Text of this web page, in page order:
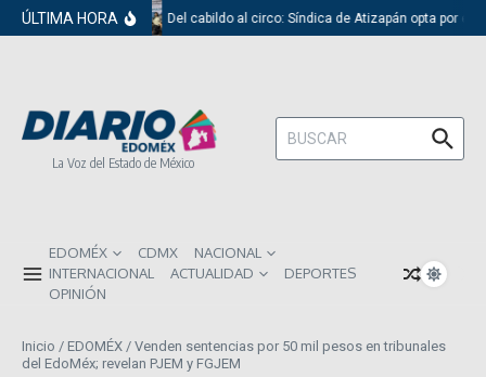
Saltar al contenido
ÚLTIMA HORA Del cabildo al circo: Síndica de Atizapán opta por el
La Voz del Estado de México
Buscar:
EDOMÉX CDMX
NACIONAL
INTERNACIONAL
ACTUALIDAD
DEPORTES
OPINIÓN
Inicio / EDOMÉX / Venden sentencias por 50 mil pesos en tribunales
del EdoMéx; revelan PJEM y FGJEM